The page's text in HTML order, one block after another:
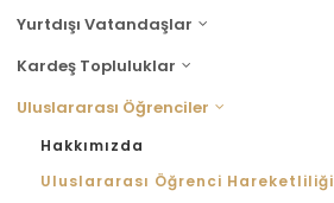
Yurtdışı Vatandaşlar
Kardeş Topluluklar
Uluslararası Öğrenciler
Hakkımızda
Uluslararası Öğrenci Hareketliliği